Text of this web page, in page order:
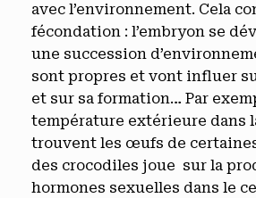
avec l’environnement. Cela
fécondation : l’embryon se
une succession
sont propres et vont influer
et sur sa formation… Par
température extérieure dans
trouvent les œufs de
des crocodiles joue sur la
hormones sexuelles dans le